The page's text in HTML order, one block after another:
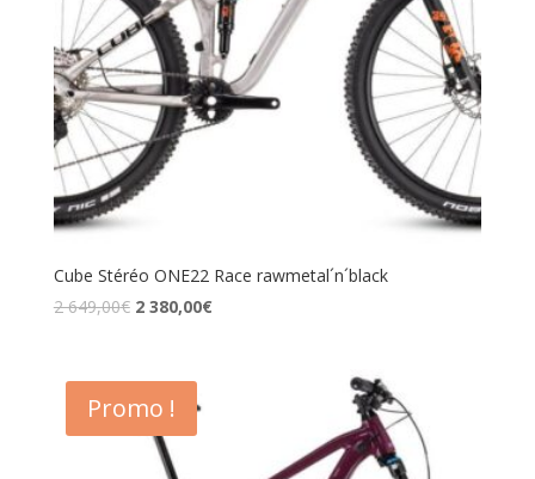
Cube Stéréo ONE22 Race rawmetal´n´black
2 649,00€ 2 380,00€
Promo !